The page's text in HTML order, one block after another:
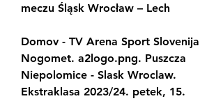
meczu Śląsk Wrocław – Lech
Domov - TV Arena Sport Slovenija
Nogomet. a2logo.png. Puszcza
Niepolomice - Slask Wroclaw.
Ekstraklasa 2023/24. petek, 15.